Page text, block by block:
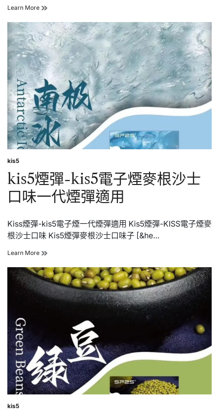
代
煙
適
用
Learn More kis5
彈-
kis5
電
子
煙
冷
泡
冰
茶
口
味
一
代
煙
彈
Posted
in
kis5
kis5煙彈-kis5電子煙麥根沙士
口味一代煙彈適用
Kiss煙彈-kis5電子煙一代煙彈適用 Kis5煙彈-KISS電子煙麥
根沙士口味 Kis5煙彈麥根沙士口味子 [&he…
Learn More kis5
彈-
kis5
電
子
麥
口
味
一
代
煙
彈
Posted
kis5